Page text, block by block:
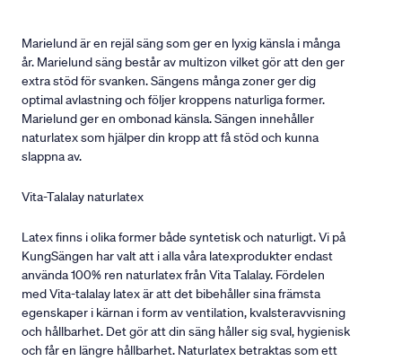
Marielund är en rejäl säng som ger en lyxig känsla i många
år. Marielund säng består av multizon vilket gör att den ger
extra stöd för svanken. Sängens många zoner ger dig
optimal avlastning och följer kroppens naturliga former.
Marielund ger en ombonad känsla. Sängen innehåller
naturlatex som hjälper din kropp att få stöd och kunna
slappna av.
Vita-Talalay naturlatex
Latex finns i olika former både syntetisk och naturligt. Vi på
KungSängen har valt att i alla våra latexprodukter endast
använda 100% ren naturlatex från Vita Talalay. Fördelen
med Vita-talalay latex är att det bibehåller sina främsta
egenskaper i kärnan i form av ventilation, kvalsteravvisning
och hållbarhet. Det gör att din säng håller sig sval, hygienisk
och får en längre hållbarhet. Naturlatex betraktas som ett